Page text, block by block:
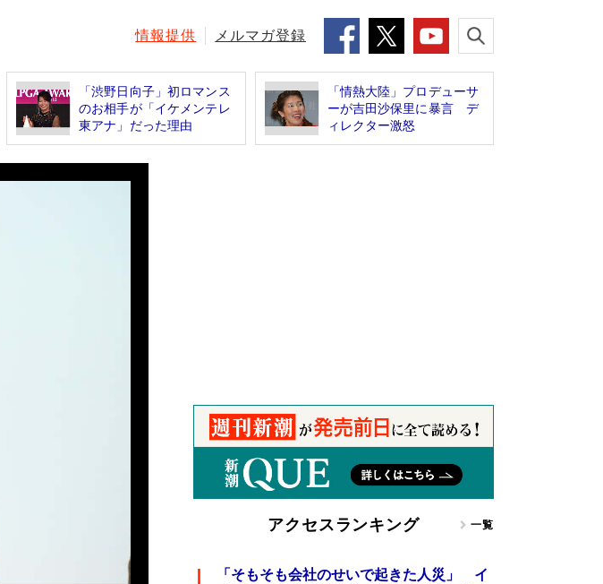
情報提供 メルマガ登録
「渋野日向子」初ロマンス
のお相手が「イケメンテレ
東アナ」だった理由
「情熱大陸」プロデューサ
ーが吉田沙保里に暴言 デ
ィレクター激怒
アクセスランキング 一覧
「そもそも会社のせいで起きた人災」 イ